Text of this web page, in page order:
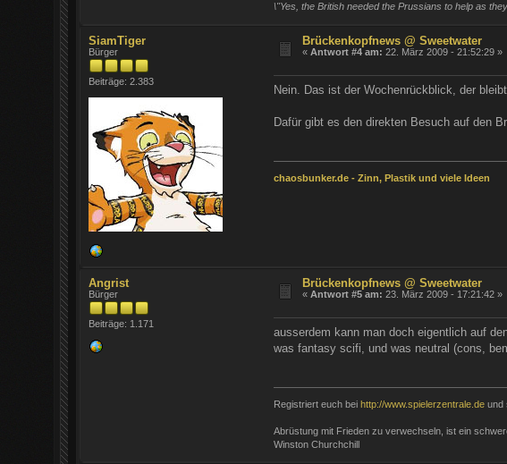
\"Yes, the British needed the Prussians to help as
SiamTiger
Bürger
Beiträge: 2.383
Brückenkopfnews @ Sweetwater
«Antwort #4 am: 22. März 2009 - 21:52:29 »
Nein. Das ist der Wochenrückblick, der
Dafür gibt es den direkten Besuch auf den
chaosbunker.de - Zinn, Plastik und viele Ideen
Angrist
Bürger
Beiträge: 1.171
Brückenkopfnews @ Sweetwater
«Antwort #5 am: 23. März 2009 - 17:21:42 »
ausserdem kann man doch eigentlich auf
was fantasy scifi, und was neutral (cons,
Registriert euch bei http://www.spielerzentrale.deund
Abrüstung mit Frieden zu verwechseln, ist ein
Winston Churchchill